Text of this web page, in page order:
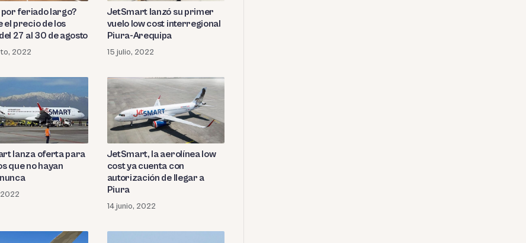
por feriado largo?
el precio de los
27 al 30 de agosto
2022
JetSmart lanzó su primer
vuelo low cost interregional
Piura-Arequipa
15 julio, 2022
lanza oferta para
que no hayan
2022
JetSmart, la aerolínea low
cost ya cuenta con
autorización de llegar a
Piura
14 junio, 2022